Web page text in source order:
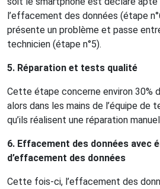
l’effacement des données (étape
présente un problème et passe
technicien (étape n°5).
5. Réparation et tests qualité
Cette étape concerne environ 30%
alors dans les mains de l’équipe de
qu’ils réalisent une réparation
6. Effacement des données avec
d’effacement des données
Cette fois-ci, l’effacement des